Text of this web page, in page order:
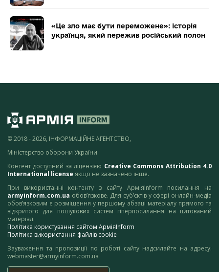
«Це зло має бути переможене»: історія
українця, який пережив російський полон
© 2018 - 2026, ІНФОРМАЦІЙНЕ АГЕНТСТВО,
Міністерство оборони України
Контент доступний за ліцензією Creative Commons Attribution 4.0
International license якщо не зазначено інше.
При використанні контенту з сайту АрміяInform посилання на
armyinform.com.ua обов’язкове. Для суб’єктів у сфері онлайн-медіа
обов’язковим є розміщення у першому абзаці матеріалу прямого та
відкритого для пошукових систем гіперпосилання на цитований
матеріал.
Політика користування сайтом АрміяInform
Політика використання файлів cookie
Зауваження та пропозиції по роботі сайту надсилайте на адресу:
webmaster@armyinform.com.ua